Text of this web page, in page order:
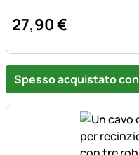
27,90€
Spesso acquistato